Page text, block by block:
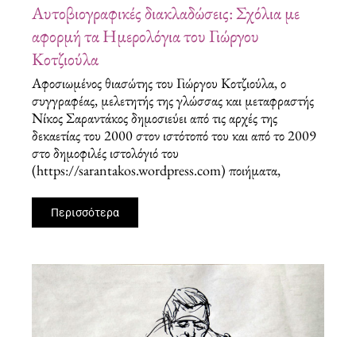
Αυτοβιογραφικές διακλαδώσεις: Σχόλια με
αφορμή τα Ημερολόγια του Γιώργου
Κοτζιούλα
Αφοσιωμένος θιασώτης του Γιώργου Κοτζιούλα, ο
συγγραφέας, μελετητής της γλώσσας και μεταφραστής
Νίκος Σαραντάκος δημοσιεύει από τις αρχές της
δεκαετίας του 2000 στον ιστότοπό του και από το 2009
στο δημοφιλές ιστολόγιό του
(https://sarantakos.wordpress.com) ποιήματα,
Περισσότερα